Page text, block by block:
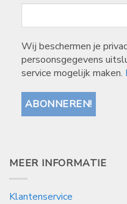
Wij beschermen je
persoonsgegevens
service mogelijk maken.
MEER INFORMATIE
Klantenservice